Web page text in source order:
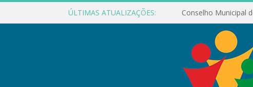
ÚLTIMAS ATUALIZAÇÕES: